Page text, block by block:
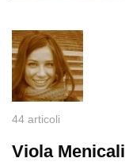
44 articoli
Viola Menicali